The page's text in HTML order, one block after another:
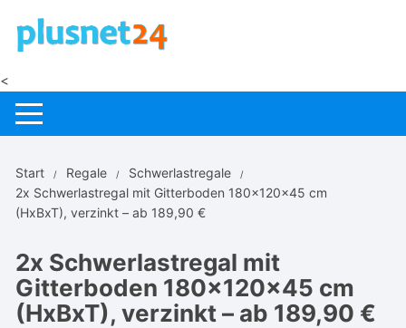
Inhalt
springen
<
Start Regale
Schwerlastregale
2x Schwerlastregal mit Gitterboden 180x120x45 cm
(HxBxT), verzinkt – ab 189,90 €
2x Schwerlastregal mit
Gitterboden 180x120x45 cm
(HxBxT), verzinkt – ab 189,90 €